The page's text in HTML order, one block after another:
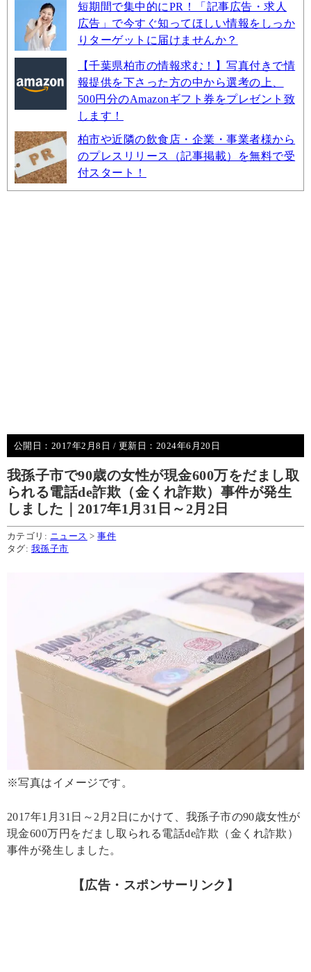
短期間で集中的にPR！「記事広告・求人
広告」で今すぐ知ってほしい情報をしっか
りターゲットに届けませんか？
【千葉県柏市の情報求む！】写真付きで情
報提供を下さった方の中から選考の上、
500円分のAmazonギフト券をプレゼント致
します！
柏市や近隣の飲食店・企業・事業者様から
のプレスリリース（記事掲載）を無料で受
付スタート！
公開日： 2017年2月8日 / 更新日： 2024年6月20日
我孫子市で90歳の女性が現金600万をだまし取
られる電話de詐欺（金くれ詐欺）事件が発生
しました｜2017年1月31日～2月2日
カテゴリ: ニュース >事件
タグ: 我孫子市
※写真はイメージです。
2017年1月31日～2月2日にかけて、我孫子市の90歳女性が
現金600万円をだまし取られる電話de詐欺（金くれ詐欺）
事件が発生しました。
【広告・スポンサーリンク】